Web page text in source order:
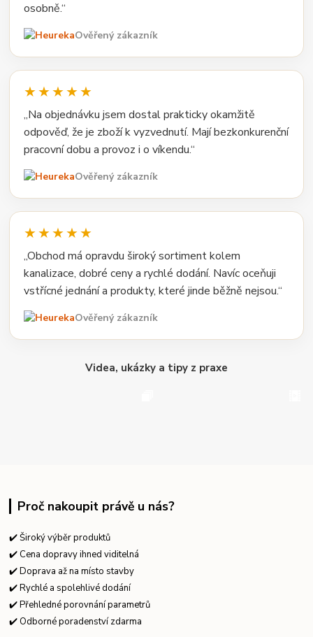
osobně.“
Ověřený zákazník
★★★★★
„Na objednávku jsem dostal prakticky okamžitě
odpověď, že je zboží k vyzvednutí. Mají bezkonkurenční
pracovní dobu a provoz i o víkendu.“
Ověřený zákazník
★★★★★
„Obchod má opravdu široký sortiment kolem
kanalizace, dobré ceny a rychlé dodání. Navíc oceňuji
vstřícné jednání a produkty, které jinde běžně nejsou.“
Ověřený zákazník
Videa, ukázky a tipy z praxe
Proč nakoupit právě u nás?
✔️ Široký výběr produktů
✔️ Cena dopravy ihned viditelná
✔️ Doprava až na místo stavby
✔️ Rychlé a spolehlivé dodání
✔️ Přehledné porovnání parametrů
✔️ Odborné poradenství zdarma